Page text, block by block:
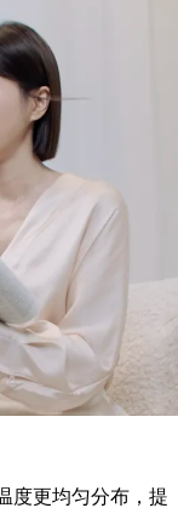
度更均匀分布，提